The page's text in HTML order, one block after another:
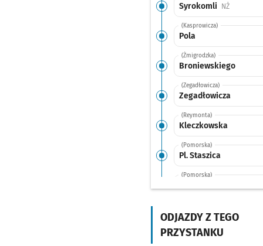
Syrokomli NŻ
(Kasprowicza)
Pola
(Żmigrodzka)
Broniewskiego
(Zegadłowicza)
Zegadłowicza
(Reymonta)
Kleczkowska
(Pomorska)
Pl. Staszica
(Pomorska)
Mosty Pomorskie
(Nowy Świat)
ODJAZDY Z TEGO
PRZYSTANKU